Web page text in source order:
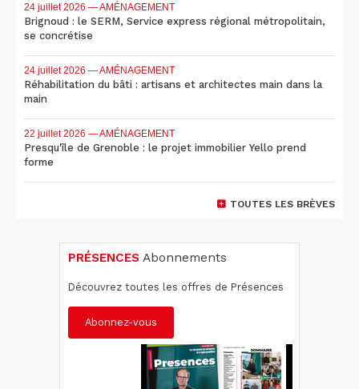
24 juillet 2026 — AMÉNAGEMENT
Brignoud : le SERM, Service express régional métropolitain,
se concrétise
24 juillet 2026 — AMÉNAGEMENT
Réhabilitation du bâti : artisans et architectes main dans la
main
22 juillet 2026 — AMÉNAGEMENT
Presqu'île de Grenoble : le projet immobilier Yello prend
forme
TOUTES LES BRÈVES
PRÉSENCES Abonnements
Découvrez toutes les offres de Présences
Abonnez-vous